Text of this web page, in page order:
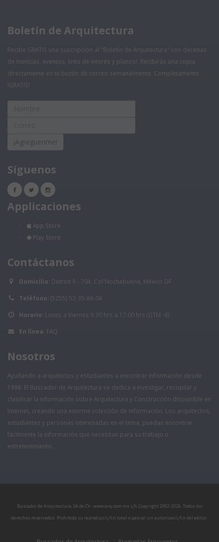
Boletín de Arquitectura
Recibe GRATIS una suscripción al "Boletín de Arquitectura" con decenas
de !noticias, eventos, links de interés y planos!. Recibirás una copia
directamente en tu buzón de correo semanalmente. Completamente
!GRATIS!
¡Agreguenme!
Síguenos
Applicaciones
App Store
Play Store
Contáctanos
Domicilio: Detroit 9 - 704, Col Nochebuena, México DF
Teléfono: (5255) 52-35-86-04
Horario: Lunes a Viernes 9:30 hrs a 17:00 hrs (GTM -6)
En línea: FAQ
Nosotros
Ayudando a arquitectos y estudiantes a encontrar información desde
1998: El Buscador de Arquitectura se dedica a investigar, recopilar y
clasificar la información sobre Arquitectura y Construcción disponible en
Internet, creando una enorme colección de información. Los arquitectos,
estudiantes y personas interesadas en el tema, puedan encontrar
fácilmente la información que necesitan para su trabajo o
entretenimiento.
Buscador de Arquitectura, SA de CV - www.arq.com.mx ï¿½ Copyright 2002-2026. Todos los
derechos reservados. Prohibida su reproducciï¿½n total o parcial sin autorizaciï¿½n del editor.